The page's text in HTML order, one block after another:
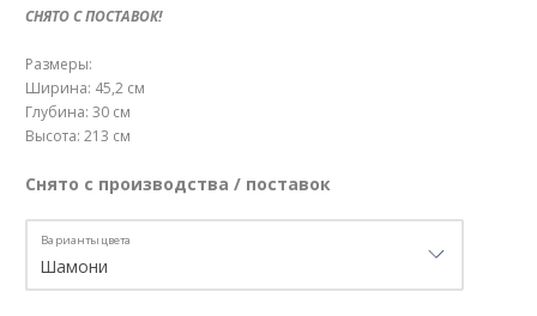
СНЯТО С ПОСТАВОК!
Размеры:
Ширина: 45,2 см
Глубина: 30 см
Высота: 213 см
Снято с производства / поставок
Варианты цвета